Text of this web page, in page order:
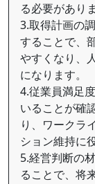
る必要があり
3.取得計画の
することで、
やすくなり、
になります。
4.従業員満足
いることが確
り、ワークラ
ション維持に
5.経営判断の
ることで、将